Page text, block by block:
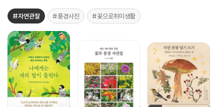
#자연관찰 #풍경사진 #꽃으로취미생활